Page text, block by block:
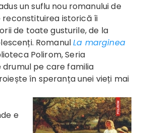
un suflu nou romanului de
istorică îi
de toate gusturile, de la
RomanulLa marginea
Polirom, Seria
pe care familia
în speranța unei vieți mai
e